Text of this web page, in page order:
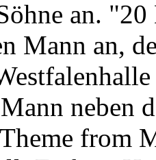
an.
Mann an,
neben
from